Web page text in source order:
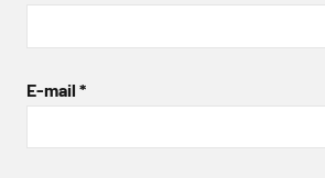
E-mail *